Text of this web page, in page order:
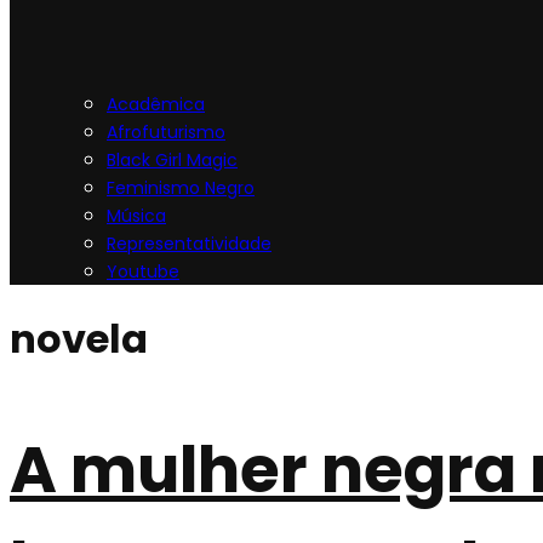
Acadêmica
Afrofuturismo
Black Girl Magic
Feminismo Negro
Música
Representatividade
Youtube
novela
A mulher negra